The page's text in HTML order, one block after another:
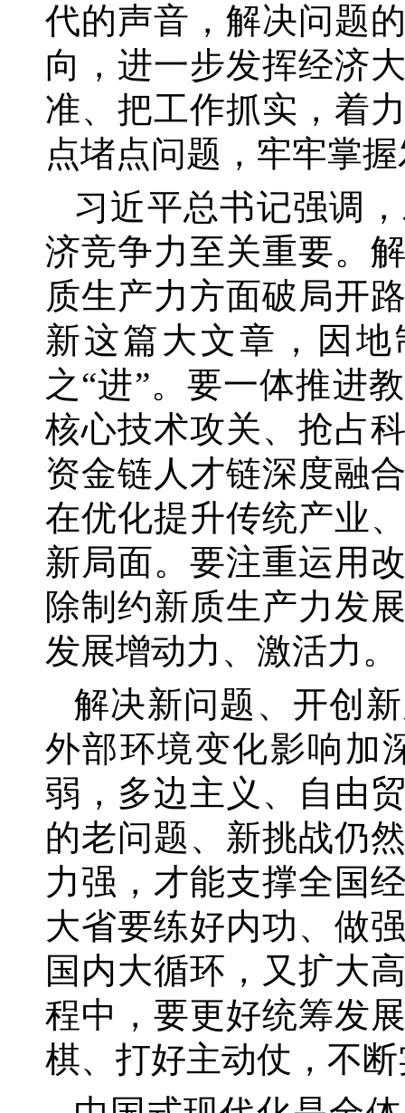
代的声音，解决问题
向，进一步发挥经济
准、把工作抓实，着
点堵点问题，牢牢掌
习近平总书记强调
济竞争力至关重要。
质生产力方面破局开
新这篇大文章，因
之“进”。要一体推进
核心技术攻关、抢占
资金链人才链深度融
在优化提升传统产业
新局面。要注重运用
除制约新质生产力发
发展增动力、激活力。
解决新问题、开创
外部环境变化影响加
弱，多边主义、自由
的老问题、新挑战仍
力强，才能支撑全国
大省要练好内功、做
国内大循环，又扩大
程中，要更好统筹发
棋、打好主动仗，不